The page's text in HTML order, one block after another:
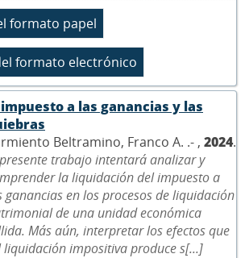
impuesto a las ganancias y las
Beltramino, Franco A. .- , 2024.
trabajo intentará analizar y
la liquidación del impuesto a
ganancias en los procesos de liquidación
de una unidad económica
Más aún, interpretar los efectos que
liquidación impositiva produce s[...]